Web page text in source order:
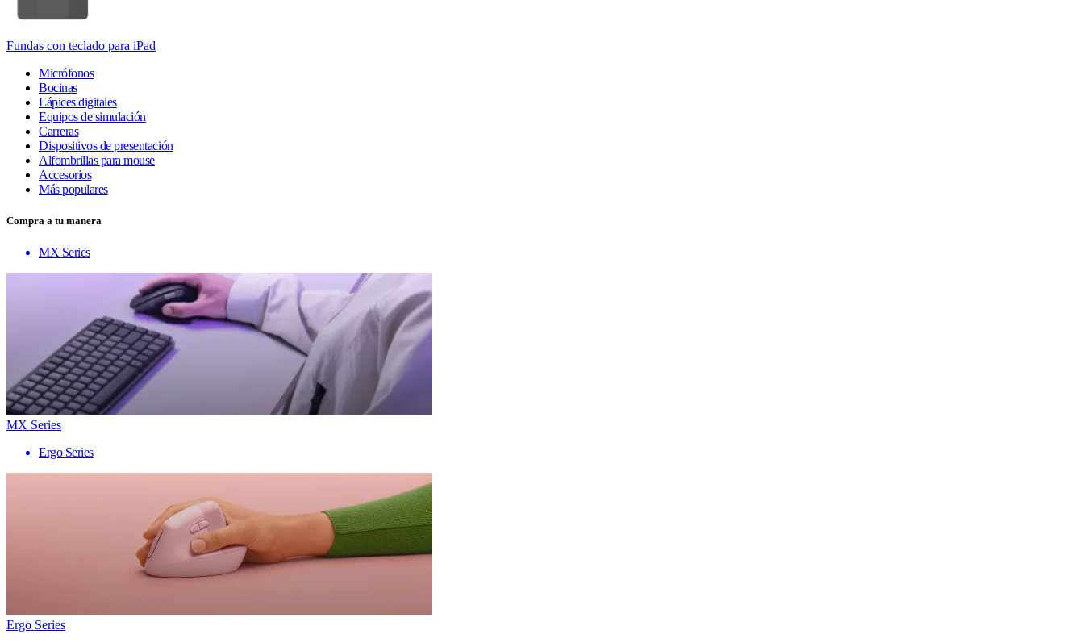
Fundas con teclado para iPad
Micrófonos
Bocinas
Lápices digitales
Equipos de simulación
Carreras
Dispositivos de presentación
Alfombrillas para mouse
Accesorios
Más populares
Compra a tu manera
MX Series
MX Series
Ergo Series
Ergo Series